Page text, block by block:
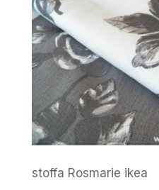
stoffa Rosmarie ikea